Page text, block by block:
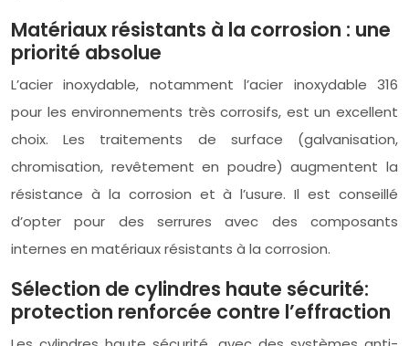
Matériaux résistants à la corrosion : une
priorité absolue
L’acier inoxydable, notamment l’acier inoxydable 316
pour les environnements très corrosifs, est un excellent
choix. Les traitements de surface (galvanisation,
chromisation, revêtement en poudre) augmentent la
résistance à la corrosion et à l’usure. Il est conseillé
d’opter pour des serrures avec des composants
internes en matériaux résistants à la corrosion.
Sélection de cylindres haute sécurité:
protection renforcée contre l’effraction